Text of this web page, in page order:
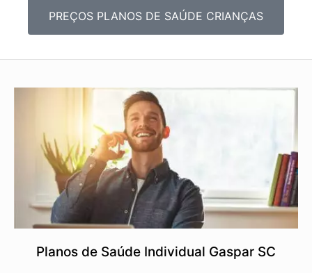
PREÇOS PLANOS DE SAÚDE CRIANÇAS
Planos de Saúde Individual Gaspar SC